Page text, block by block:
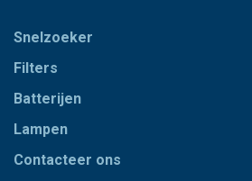
Snelzoeker
Filters
Batterijen
Lampen
Contacteer ons